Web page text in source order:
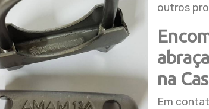
outros
na
Em